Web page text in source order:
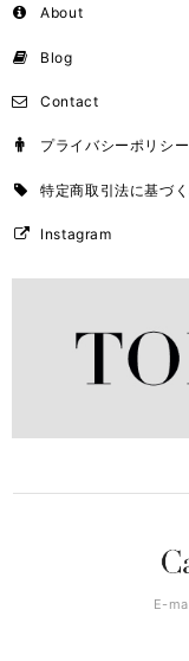
About
Blog
Contact
プライバシーポリシー
特定商取引法に基づ
Instagram
E-